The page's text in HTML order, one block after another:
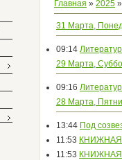
Главная » 2025 »
31 Марта,
09:14
29 Марта,
09:16
28 Марта,
13:44 Под
11:53 КНИЖНАЯ
11:53 КНИЖНАЯ